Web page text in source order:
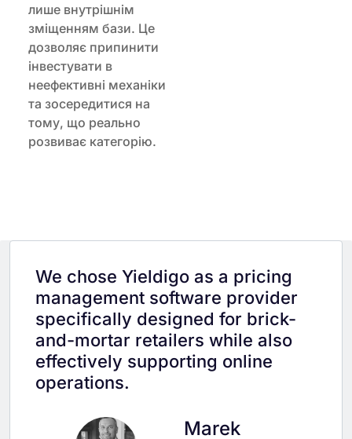
лише внутрішнім
зміщенням бази. Це
дозволяє припинити
інвестувати в
неефективні механіки
та зосередитися на
тому, що реально
розвиває категорію.
We chose Yieldigo as a pricing
management software provider
specifically designed for brick-
and-mortar retailers while also
effectively supporting online
operations.
Marek